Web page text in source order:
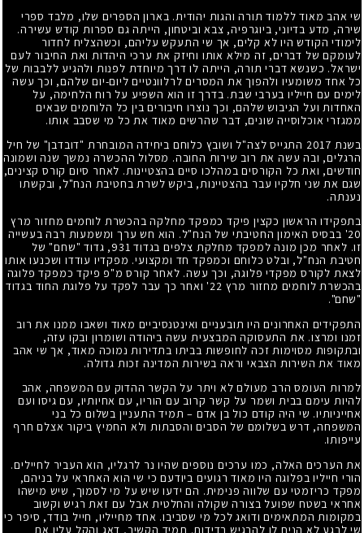
שי אהב מאוד ללמוד תורה והגות יהודית. בארון הספרים שלו, מלבד ספרי
שירה, מדע בדיוני, ביוגרפיה, צבא וביטחון, הייתה גם ספרות קודש עשירה.
לימודי הקודש היו לא קלים, אך שי התעקש עליהם, וכשהצליח לחדור
לעומקם של דברים, זה מילא אותו וחיזק את ערכי היהדות ואת החיבור לעם
ישראל. כשנשא דברי תורה, הייתה לו דרך מיוחדת לפנות ולהגיע ללבבות של
כל אחד משומעיו ולהפוך את המסרים לרלוונטיים ליום-יום שלהם, וכך עשה
לימים עם חייליו בערבי שבת. בדרך זו הוא השפיע על רוח הלחימה, על
האחדות ועל הגיבוש שלהם, וכך נוצרו חיבורים בין כל הלוחמים שבאים
ממגזרי אוכלוסייה שונים, דבר שהרשים מאוד את כל מי שסבב אותו.
בשנת 2017 התגייס לצה"ל ושובץ כלוחם ביחידה המובחרת "דובדבן" של חיל
הרגלים, ובה עשה את רוב שירות החובה. מסלול ההכשרה נמשך שנה ושמונה
חודשים, ואת כל הקורסים במהלכו סיים בהצטיינות. לאחר סיום קורס קצינים,
שגם את שני חלקיו עבר בהצטיינות, ביקש לשרת בחטיבת הנח"ל, ובקשתו
נענתה.
בתפקידו הראשון כקצין פיקד כמפקד מחלקה בהכשרת לוחמים מחזור מרץ
20' בבסיס האימון החטיבתי של הנח"ל. הוא חש ערך ומשמעות רבה בעשייה
זו. לאחר מכן מונה למפקד מחלקת צלפים בגדוד 931, גדוד "שחם" של
חטיבת הנח"ל, ובלט כלוחם וכמפקד חד ומקצועי. מפקדיו עודדו ושכנעו אותו
לצאת לקורס מפקדי פלוגה, וכך עשה. לאחר קורס מ"פ פיקד כמפקד פלוגה
בהכשרת לוחמים מחזור מרץ 22' ואחר כך עבר לפקד על פלוגת החוד בגדוד
"שחם".
התפקידים האחרונים היו תובעניים ואינטנסיביים מאוד ושאבו ממנו את רוב
זמנו ומרצו. את התעסוקה המבצעית עשה ביהודה ושומרון ובקו עזה,
ובתקופות מסוימות זכה לחופשות בביתו בתדירות נמוכה מאוד, אך שי אהב
מאוד את השירות הצבאי וראה בשירות המדינה זכות גדולה.
למרות העומס הרב מעולם לא ויתר על הקשר ההדוק עם המשפחה, אהב
להיות עימם בבית ושמר על קשר קרוב עם הוריו, עם אחיותיו, עם גיסו ועם
אחייניותיו. שי היה קודם כול בן אדם – תמיד התעניין בשלום כל בני
המשפחה, דרש בשלומם של הסבים והסבתות ולא החמיץ ביקור אצלם חרף
עייפותו.
את הערכים האלה, כמו ערכים נוספים שהיו נר לרגליו, הוא העביר לחיילים.
הורי חייליו בפלוגה היו מאוד רגועים ביודעם כי שי הוא האחראי על בניהם,
מפקד כריזמטי עם שלווה פנימית. הם ידעו שיש על מי לסמוך, שיש מישהו
אחראי בשטח שפועל בצורה שקולה והחלטית אבל עם זאת רגיש וקשוב
במקומות המתאימים ודואג לכל מי שסביבו. אחד מחייליו, חייל בודד, סיפר כי
שי לרגע לא הניח לו להרגיש בדידות. תמיד הקשיב, דאג והקל עליו את